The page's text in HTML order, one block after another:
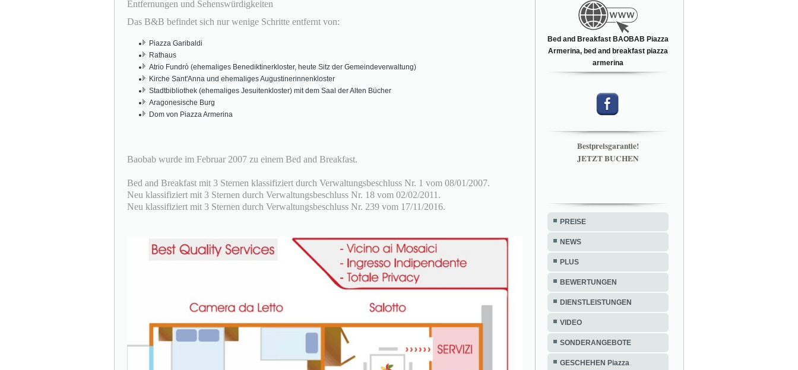
Entfernungen und Sehenswürdigkeiten
Das B&B befindet sich nur wenige Schritte entfernt von:
Piazza Garibaldi
Rathaus
Atrio Fundrò (ehemaliges Benediktinerkloster, heute Sitz der Gemeindeverwaltung)
Kirche Sant'Anna und ehemaliges Augustinerinnenkloster
Stadtbibliothek (ehemaliges Jesuitenkloster) mit dem Saal der Alten Bücher
Aragonesische Burg
Dom von Piazza Armerina
Baobab wurde im Februar 2007 zu einem Bed and Breakfast.
Bed and Breakfast mit 3 Sternen klassifiziert durch Verwaltungsbeschluss Nr. 1 vom 08/01/2007.
Neu klassifiziert mit 3 Sternen durch Verwaltungsbeschluss Nr. 18 vom 02/02/2011.
Neu klassifiziert mit 3 Sternen durch Verwaltungsbeschluss Nr. 239 vom 17/11/2016.
Bed and Breakfast BAOBAB Piazza
Armerina, bed and breakfast piazza
armerina
Bestpreisgarantie!
JETZT BUCHEN
PREISE
NEWS
PLUS
BEWERTUNGEN
DIENSTLEISTUNGEN
VIDEO
SONDERANGEBOTE
GESCHEHEN Piazza